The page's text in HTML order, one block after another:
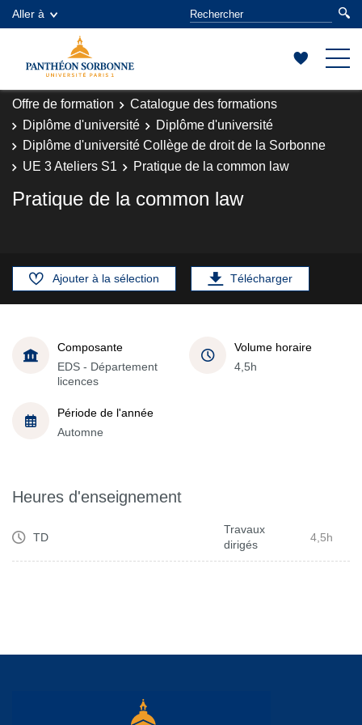
Aller à
Offre de formation
Catalogue des formations
Diplôme d'université
Diplôme d'université
Diplôme d'université Collège de droit de la Sorbonne
UE 3 Ateliers S1
Pratique de la common law
Pratique de la common law
Ajouter à la sélection Télécharger
Composante
EDS - Département
licences
Volume horaire
4,5h
Période de l'année
Automne
Heures d'enseignement
TD
Travaux
dirigés
4,5h